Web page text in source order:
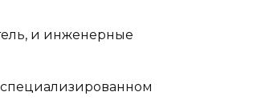
и инженерные